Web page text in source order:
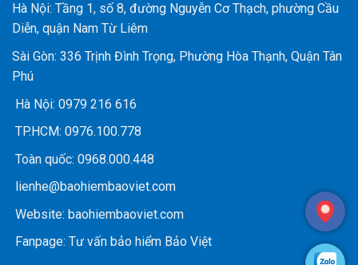
Hà Nội: Tầng 1, số 8, đường Nguyễn Cơ Thạch, phường Cầu
Diễn, quận Nam Từ Liêm
Sài Gòn: 336 Trịnh Đình Trọng, Phường Hòa Thạnh, Quận Tân
Phú
Hà Nội: 0979 216 616
TP.HCM: 0976.100.778
Toàn quốc: 0968.000.448
lienhe@baohiembaoviet.com
Website: baohiembaoviet.com
Fanpage: Tư vấn bảo hiểm Bảo Việt